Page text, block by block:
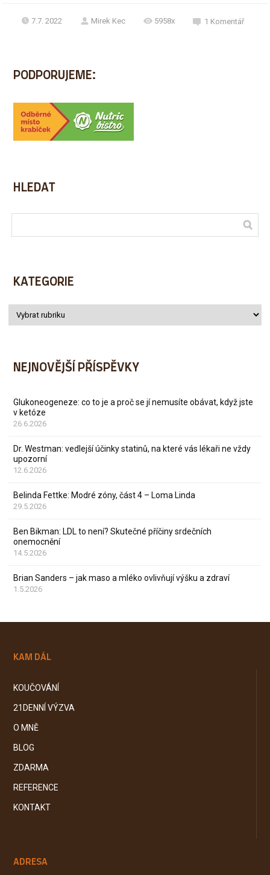
7.7. 2022 Mirek Kec 5958x 1 Komentář
PODPORUJEME:
HLEDAT
KATEGORIE
NEJNOVĚJŠÍ PŘÍSPĚVKY
Glukoneogeneze: co to je a proč se jí nemusíte obávat, když jste
v ketóze
26.6.2026
Dr. Westman: vedlejší účinky statinů, na které vás lékaři ne vždy
upozorní
12.6.2026
Belinda Fettke: Modré zóny, část 4 – Loma Linda
29.5.2026
Ben Bikman: LDL to není? Skutečné příčiny srdečních
onemocnění
14.5.2026
Brian Sanders – jak maso a mléko ovlivňují výšku a zdraví
1.5.2026
KAM DÁL
KOUČOVÁNÍ
21DENNÍ VÝZVA
O MNĚ
BLOG
ZDARMA
REFERENCE
KONTAKT
ADRESA